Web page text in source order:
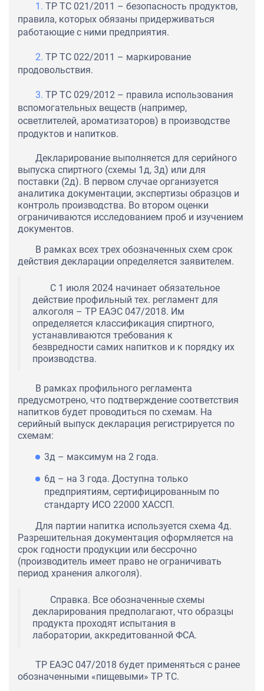
ТР ТС 021/2011 – безопасность продуктов,
правила, которых обязаны придерживаться
работающие с ними предприятия.
ТР ТС 022/2011 – маркирование
продовольствия.
ТР ТС 029/2012 – правила использования
вспомогательных веществ (например,
осветлителей, ароматизаторов) в производстве
продуктов и напитков.
Декларирование выполняется для серийного
выпуска спиртного (схемы 1д, 3д) или для
поставки (2д). В первом случае организуется
аналитика документации, экспертизы образцов и
контроль производства. Во втором оценки
ограничиваются исследованием проб и изучением
документов.
В рамках всех трех обозначенных схем срок
действия декларации определяется заявителем.
С 1 июля 2024 начинает обязательное
действие профильный тех. регламент для
алкоголя – ТР ЕАЭС 047/2018. Им
определяется классификация спиртного,
устанавливаются требования к
безвредности самих напитков и к порядку их
производства.
В рамках профильного регламента
предусмотрено, что подтверждение соответствия
напитков будет проводиться по схемам. На
серийный выпуск декларация регистрируется по
схемам:
3д – максимум на 2 года.
6д – на 3 года. Доступна только
предприятиям, сертифицированным по
стандарту ИСО 22000 ХАССП.
Для партии напитка используется схема 4д.
Разрешительная документация оформляется на
срок годности продукции или бессрочно
(производитель имеет право не ограничивать
период хранения алкоголя).
Справка. Все обозначенные схемы
декларирования предполагают, что образцы
продукта проходят испытания в
лаборатории, аккредитованной ФСА.
ТР ЕАЭС 047/2018 будет применяться с ранее
обозначенными «пищевыми» ТР ТС.